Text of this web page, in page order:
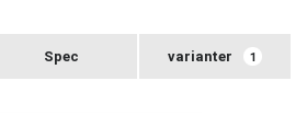
varianter 1